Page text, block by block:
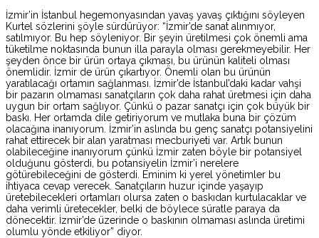
İzmir’in İstanbul hegemonyasından yavaş yavaş çıktığını söyleyen
Kurtel sözlerini şöyle sürdürüyor: “İzmir’de sanat alınmıyor,
satılmıyor. Bu hep söyleniyor. Bir şeyin üretilmesi çok önemli ama
tüketilme noktasında bunun illa parayla olması gerekmeyebilir. Her
şeyden önce bir ürün ortaya çıkması, bu ürünün kaliteli olması
önemlidir. İzmir de ürün çıkartıyor. Önemli olan bu ürünün
yaratılacağı ortamın sağlanması. İzmir’de İstanbul’daki kadar vahşi
bir pazarın olmaması sanatçıların çok daha rahat üretmesi için daha
uygun bir ortam sağlıyor. Çünkü o pazar sanatçı için çok büyük bir
baskı. Her ortamda dile getiriyorum ve mutlaka buna bir çözüm
olacağına inanıyorum. İzmir’in aslında bu genç sanatçı potansiyelini
rahat ettirecek bir alan yaratması mecburiyeti var. Artık bunun
olabileceğine inanıyorum çünkü İzmir zaten böyle bir potansiyel
olduğunu gösterdi, bu potansiyelin İzmir’i nerelere
götürebileceğini de gösterdi. Eminim ki yerel yönetimler bu
ihtiyaca cevap verecek. Sanatçıların huzur içinde yaşayıp
üretebilecekleri ortamları olursa zaten o baskıdan kurtulacaklar ve
daha verimli üretecekler, belki de böylece süratle paraya da
dönecektir. İzmir’de üzerinde o baskının olmaması aslında üretimi
olumlu yönde etkiliyor” diyor.